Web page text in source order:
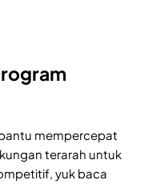
mempercepat
terarah untuk
yuk baca